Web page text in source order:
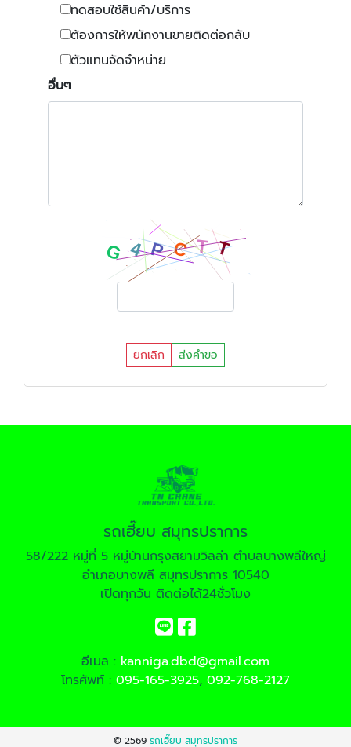
ทดสอบใช้สินค้า/บริการ
ต้องการให้พนักงานขายติดต่อกลับ
ตัวแทนจัดจำหน่าย
อื่นๆ
ยกเลิก ส่งคำขอ
รถเฮี๊ยบ สมุทรปราการ
58/222 หมู่ที่ 5 หมู่บ้านกรุงสยามวิลล่า ตำบลบางพลีใหญ่
อำเภอบางพลี สมุทรปราการ 10540
เปิดทุกวัน ติดต่อได้24ชั่วโมง
อีเมล : kanniga.dbd@gmail.com
โทรศัพท์ : 095-165-3925, 092-768-2127
© 2569 รถเฮี๊ยบ สมุทรปราการ